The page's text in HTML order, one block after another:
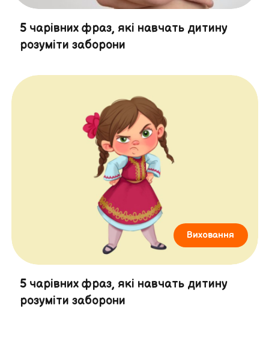
5 чарівних фраз, які навчать дитину
розуміти заборони
Виховання
5 чарівних фраз, які навчать дитину
розуміти заборони